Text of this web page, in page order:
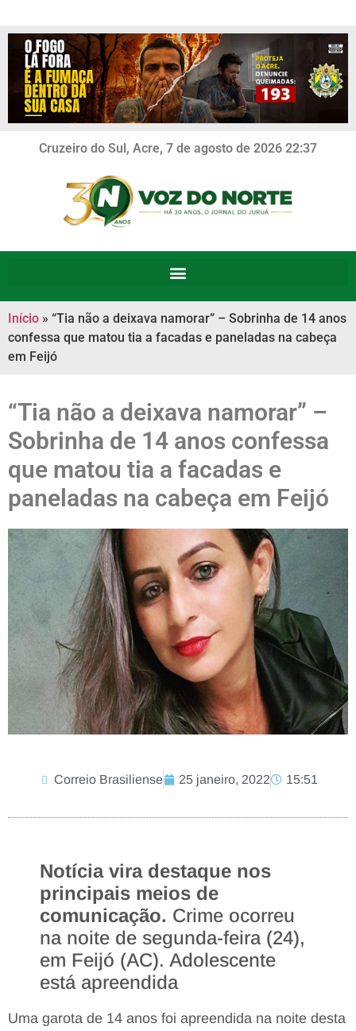
Cruzeiro do Sul, Acre, 7 de agosto de 2026 22:37
Início » “Tia não a deixava namorar” – Sobrinha de 14 anos
confessa que matou tia a facadas e paneladas na cabeça
em Feijó
“Tia não a deixava namorar” –
Sobrinha de 14 anos confessa
que matou tia a facadas e
paneladas na cabeça em Feijó
Correio Brasiliense 25 janeiro, 2022 15:51
Notícia vira destaque nos
principais meios de
comunicação. Crime ocorreu
na noite de segunda-feira (24),
em Feijó (AC). Adolescente
está apreendida
Uma garota de 14 anos foi apreendida na noite desta